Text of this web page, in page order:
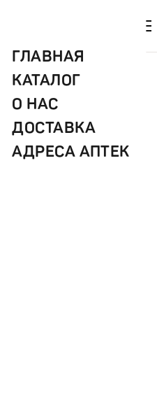
ГЛАВНАЯ
КАТАЛОГ
О НАС
ДОСТАВКА
АДРЕСА АПТЕК